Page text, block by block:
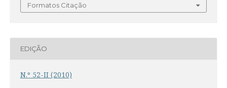
Formatos Citação
EDIÇÃO
N.º 52-II (2010)